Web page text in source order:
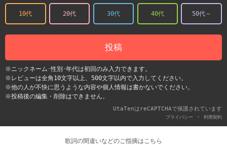
10代 20代 30代 40代 50代～
投稿
※ニックネーム･性別･年代は初回のみ入力できます。
※レビューは全角10文字以上、500文字以内で入力してください。
※他の人が不快に思うような内容や個人情報は書かないでください。
※投稿後の編集・削除はできません。
UtaTenはreCAPTCHAで保護されています
プライバシー - 利用契約
歌詞の間違いなどのご指摘はこちら